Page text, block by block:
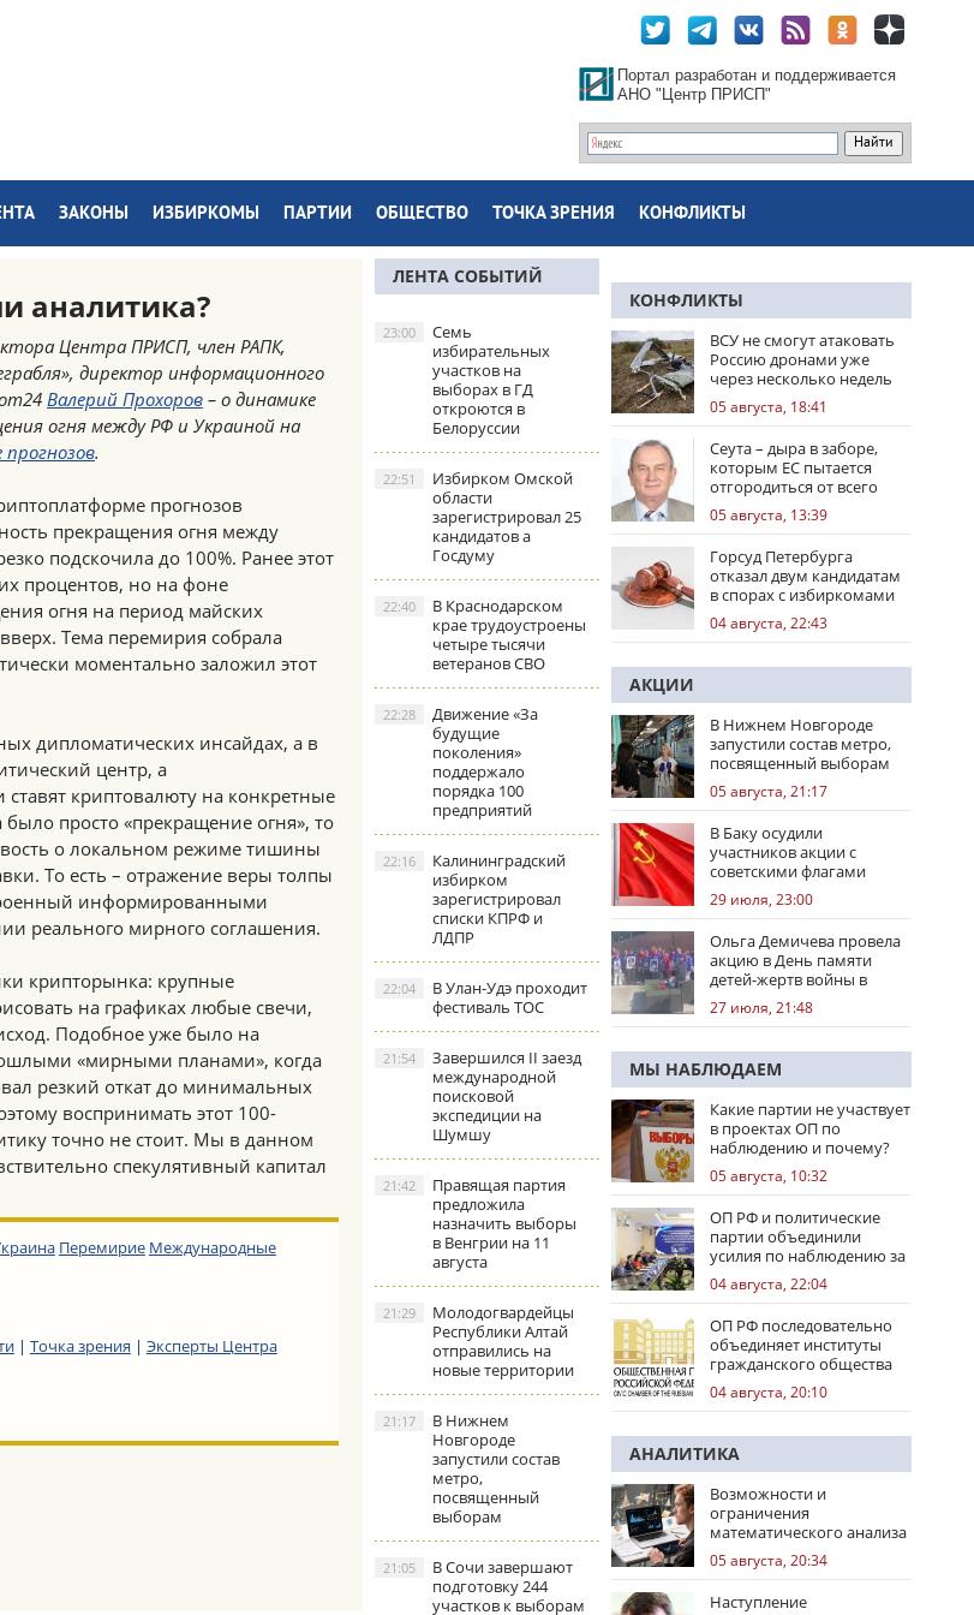
Портал разработан и поддерживается
АНО "Центр ПРИСП"
ЗАКОНЫ ИЗБИРКОМЫ ПАРТИИ ОБЩЕСТВО ТОЧКА ЗРЕНИЯ КОНФЛИКТЫ
аналитика?
Центра ПРИСП, член РАПК,
директор информационного
Валерий Прохоров – о динамике
огня между РФ и Украиной на
.
прогнозов
прекращения огня между
подскочила до 100%. Ранее этот
процентов, но на фоне
огня на период майских
Тема перемирия собрала
моментально заложил этот
дипломатических инсайдах, а в
центр, а
криптовалюту на конкретные
просто «прекращение огня», то
о локальном режиме тишины
То есть – отражение веры толпы
информированными
реального мирного соглашения.
крипторынка: крупные
на графиках любые свечи,
Подобное уже было на
«мирными планами», когда
резкий откат до минимальных
воспринимать этот 100-
точно не стоит. Мы в данном
спекулятивный капитал
Перемирие Международные
| Точка зрения | Эксперты Центра
ЛЕНТА СОБЫТИЙ
Семь
избирательных
участков на
выборах в ГД
откроются в
Белоруссии
23:00
Избирком Омской
области
зарегистрировал 25
кандидатов а
Госдуму
22:51
В Краснодарском
крае трудоустроены
четыре тысячи
ветеранов СВО
22:40
Движение «За
будущие
поколения»
поддержало
порядка 100
предприятий
22:28
Калининградский
избирком
зарегистрировал
списки КПРФ и
ЛДПР
22:16
В Улан-Удэ проходит
фестиваль ТОС
22:04
Завершился II заезд
международной
поисковой
экспедиции на
Шумшу
21:54
Правящая партия
предложила
назначить выборы
в Венгрии на 11
августа
21:42
Молодогвардейцы
Республики Алтай
отправились на
новые территории
21:29
В Нижнем
Новгороде
запустили состав
метро,
посвященный
выборам
21:17
В Сочи завершают
подготовку 244
участков к выборам
21:05
КОНФЛИКТЫ
ВСУ не смогут атаковать
Россию дронами уже
через несколько недель
05 августа, 18:41
Сеута – дыра в заборе,
которым ЕС пытается
отгородиться от всего
мира
05 августа, 13:39
Горсуд Петербурга
отказал двум кандидатам
в спорах с избиркомами
04 августа, 22:43
АКЦИИ
В Нижнем Новгороде
запустили состав метро,
посвященный выборам
05 августа, 21:17
В Баку осудили
участников акции с
советскими флагами
29 июля, 23:00
Ольга Демичева провела
акцию в День памяти
детей-жертв войны в
Донбассе
27 июля, 21:48
МЫ НАБЛЮДАЕМ
Какие партии не участвует
в проектах ОП по
наблюдению и почему?
05 августа, 10:32
ОП РФ и политические
партии объединили
усилия по наблюдению за
выборами
04 августа, 22:04
ОП РФ последовательно
объединяет институты
гражданского общества
04 августа, 20:10
АНАЛИТИКА
Возможности и
ограничения
математического анализа
избирательных кампаний
05 августа, 20:34
Наступление